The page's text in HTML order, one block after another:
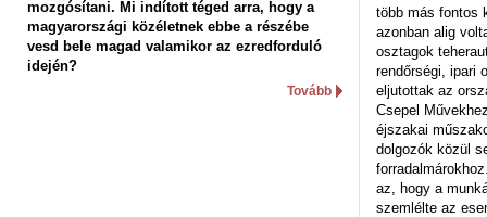
mozgósítani. Mi indított téged arra, hogy a
magyarországi közéletnek ebbe a részébe
vesd bele magad valamikor az ezredforduló
idején?
Tovább
több más fontos
azonban alig
osztagok
rendőrségi, ipari
eljutottak az
Csepel
éjszakai
dolgozók közül
az, hogy a
szemlélte az